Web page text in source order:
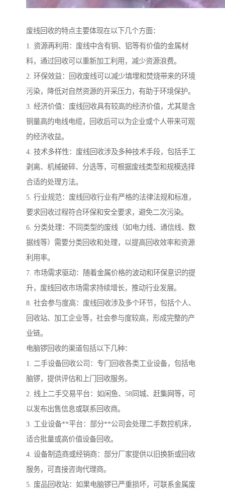
废线回收的特点主要体现在以下几个方面：
1. 资源再利用：废线中含有铜、铝等有价值的金属材
料，通过回收可以重新加工利用，减少资源浪费。
2. 环保效益：回收废线可以减少填埋和焚烧带来的环境
污染，降低对自然资源的开采压力，有助于环境保护。
3. 经济价值：废线回收具有较高的经济价值，尤其是含
铜量高的电线电缆，回收后可以为企业或个人带来可观
的经济收益。
4. 技术多样性：废线回收涉及多种技术手段，包括手工
剥离、机械破碎、分选等，可根据废线类型和规模选择
合适的处理方法。
5. 行业规范：废线回收行业有严格的法律法规和标准，
要求回收过程符合环保和安全要求，避免二次污染。
6. 分类处理：不同类型的废线（如电力线、通信线、数
据线等）需要分类回收和处理，以提高回收效率和资源
利用率。
7. 市场需求驱动：随着金属价格的波动和环保意识的提
升，废线回收市场需求持续增长，推动行业发展。
8. 社会参与度高：废线回收涉及多个环节，包括个人、
回收站、加工企业等，社会参与度较高，形成完整的产
业链。
电脑锣回收的渠道包括以下几种：
1. 二手设备回收公司：专门回收各类工业设备，包括电
脑锣，提供评估和上门回收服务。
2. 线上二手交易平台：如闲鱼、58同城、赶集网等，可
以发布出售信息或联系回收商。
3. 工业设备**平台：部分**公司会处理二手数控机床，
适合批量或高价值设备回收。
4. 设备制造商或经销商：部分厂家提供以旧换新或回收
服务，可直接咨询代理商。
5. 废品回收站：如果电脑锣已严重损坏，可联系金属废